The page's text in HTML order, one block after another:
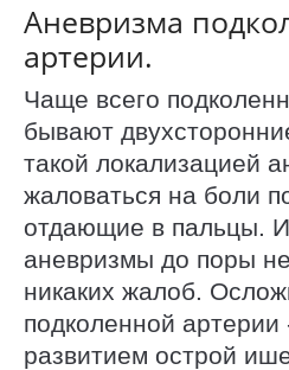
Аневризма
артерии.
Чаще всего
бывают
такой локализацией
жаловаться на боли
отдающие в пальцы.
аневризмы до поры
никаких жалоб.
подколенной артерии
развитием острой